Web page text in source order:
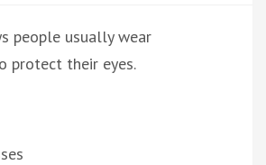
people usually wear
to protect their eyes.